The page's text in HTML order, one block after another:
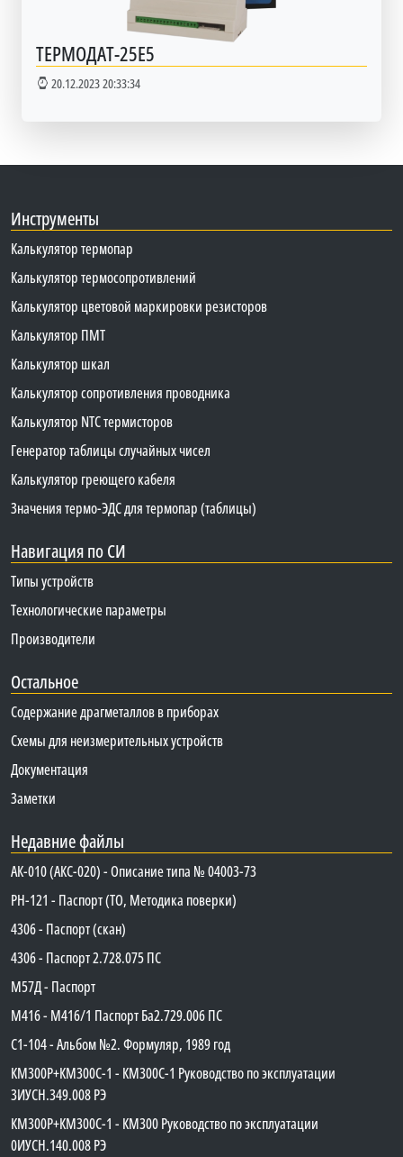
ТЕРМОДАТ-25Е5
20.12.2023 20:33:34
Инструменты
Калькулятор термопар
Калькулятор термосопротивлений
Калькулятор цветовой маркировки резисторов
Калькулятор ПМТ
Калькулятор шкал
Калькулятор сопротивления проводника
Калькулятор NTC термисторов
Генератор таблицы случайных чисел
Калькулятор греющего кабеля
Значения термо-ЭДС для термопар (таблицы)
Навигация по СИ
Типы устройств
Технологические параметры
Производители
Остальное
Содержание драгметаллов в приборах
Схемы для неизмерительных устройств
Документация
Заметки
Недавние файлы
АК-010 (АКС-020) - Описание типа № 04003-73
PH-121 - Паспорт (ТО, Методика поверки)
4306 - Паспорт (скан)
4306 - Паспорт 2.728.075 ПС
М57Д - Паспорт
М416 - М416/1 Паспорт Ба2.729.006 ПС
C1-104 - Альбом №2. Формуляр, 1989 год
КМ300Р+КМ300С-1 - КМ300C-1 Руководство по эксплуатации
3ИУСН.349.008 РЭ
КМ300Р+КМ300С-1 - КМ300 Руководство по эксплуатации
0ИУСН.140.008 РЭ